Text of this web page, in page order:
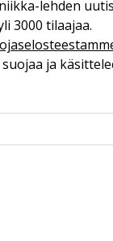
lehden
3000 tilaajaa.
ja